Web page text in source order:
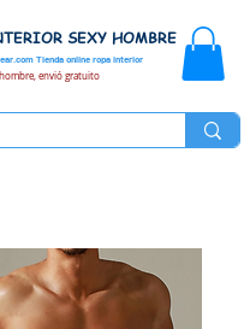
Tienda online ropa interior
SEXY HOMBRE
envió gratuito